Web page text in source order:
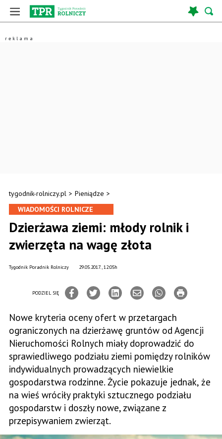
tygodnik-rolniczy.pl > Pieniądze >
WIADOMOŚCI ROLNICZE
Dzierżawa ziemi: młody rolnik i
zwierzęta na wagę złota
29.05.2017., 12:05h
Tygodnik Poradnik Rolniczy
PODZIEL SIĘ
Nowe kryteria oceny ofert w przetargach
ograniczonych na dzierżawę gruntów od Agencji
Nieruchomości Rolnych miały doprowadzić do
sprawiedliwego podziału ziemi pomiędzy rolników
indywidualnych prowadzących niewielkie
gospodarstwa rodzinne. Życie pokazuje jednak, że
na wieś wróciły praktyki sztucznego podziału
gospodarstw i doszły nowe, związane z
przepisywaniem zwierząt.